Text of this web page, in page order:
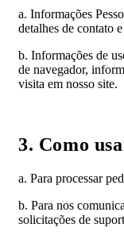
a. Informações
detalhes de contato
b. Informações de
de navegador,
visita em nosso site.
3. Como
a. Para processar
b. Para nos
solicitações de